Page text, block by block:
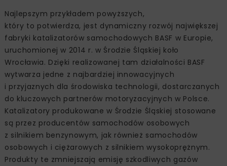
Najlepszym przykładem powyższych,
który to potwierdza, jest dynamiczny rozwój największej
fabryki katalizatorów samochodowych BASF w Europie,
uruchomionej w 2014 r. w Środzie Śląskiej koło
Wrocławia. Dzięki realizowanej tam działalności BASF
wytwarza jedne z najbardziej innowacyjnych
i przyjaznych dla środowiska technologii, dostarczanych
do kluczowych partnerów motoryzacyjnych w Polsce.
Katalizatory produkowane w Środzie Śląskiej stosowane
są przez producentów samochodów osobowych
z silnikiem benzynowym, jak również samochodów
osobowych i ciężarowych z silnikiem wysokoprężnym.
Produkty te zmniejszają emisję szkodliwych gazów